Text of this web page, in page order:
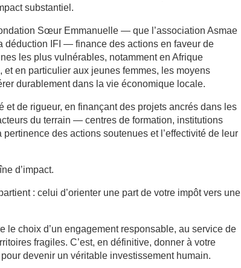
substantiel.
Sœur Emmanuelle — que l’association Asmae
déduction IFI — finance des actions en faveur de
les plus vulnérables, notamment en Afrique
en particulier aux jeunes femmes, les moyens
durablement dans la vie économique locale.
et de rigueur, en finançant des projets ancrés dans les
du terrain — centres de formation, institutions
des actions soutenues et l’effectivité de leur
d’impact.
: celui d’orienter une part de votre impôt vers une
choix d’un engagement responsable, au service de
fragiles. C’est, en définitive, donner à votre
devenir un véritable investissement humain.